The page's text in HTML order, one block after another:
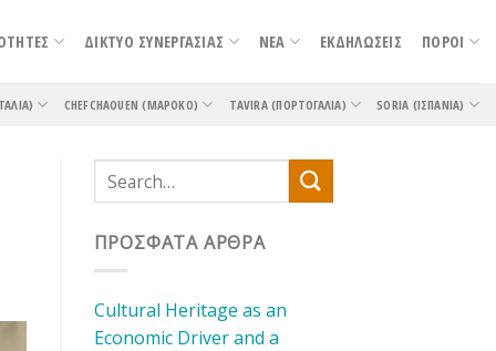
ΔΙΚΤΥΟ ΣΥΝΕΡΓΑΣΙΑΣ ΝΕΑ ΕΚΔΗΛΩΣΕΙΣ ΠΟΡΟΙ
CHEFCHAOUEN (ΜΑΡΌΚΟ) TAVIRA (ΠΟΡΤΟΓΑΛΊΑ) SORIA (ΙΣΠΑΝΊΑ)
ΠΡΌΣΦΑΤΑ ΆΡΘΡΑ
Cultural Heritage as an
Economic Driver and a